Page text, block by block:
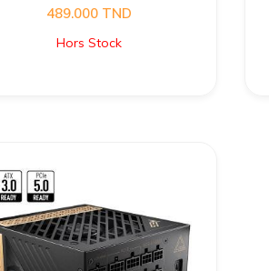
489.000 TND
Hors Stock